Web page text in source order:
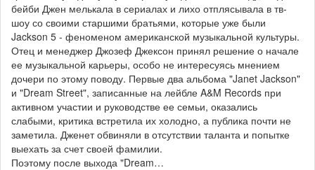
бейби Джен мелькала в сериалах и лихо отплясывала в тв-
шоу со своими старшими братьями, которые уже были
Jackson 5 - феноменом американской музыкальной культуры.
Отец и менеджер Джозеф Джексон принял решение о начале
ее музыкальной карьеры, особо не интересуясь мнением
дочери по этому поводу. Первые два альбома "Janet Jackson"
и "Dream Street", записанные на лейбле A&M Records при
активном участии и руководстве ее семьи, оказались
слабыми, критика встретила их холодно, а публика почти не
заметила. Дженет обвиняли в отсутствии таланта и попытке
выехать за счет своей фамилии.
Поэтому после выхода "Dream…